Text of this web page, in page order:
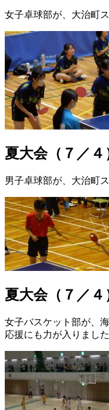
女子卓球部が、大治町
夏大会（７／４
男子卓球部が、大治町
夏大会（７／４
女子バスケット部が、
応援にも力が入りました